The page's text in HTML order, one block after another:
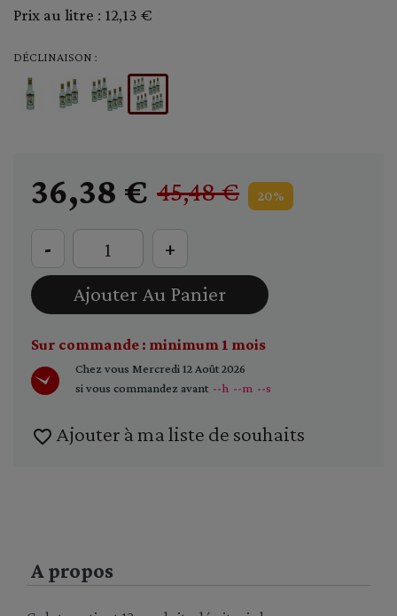
Prix au litre : 12,13 €
DÉCLINAISON :
36,38 € 45,48 € 20%
-
+
Ajouter Au Panier
Sur commande : minimum 1 mois
Chez vous Mercredi 12 Août 2026
si vous commandez avant --h --m --s
favorite_border Ajouter à ma liste de souhaits
A propos